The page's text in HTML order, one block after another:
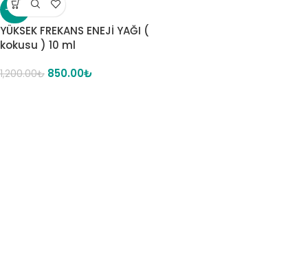
-29%
YÜKSEK FREKANS ENEJİ YAĞI (
kokusu ) 10 ml
1,200.00₺ 850.00₺